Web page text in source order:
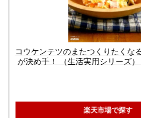
コウケンテツのまたつくりたくな
が決め手！ （生活実用シリーズ）
楽天市場で探す